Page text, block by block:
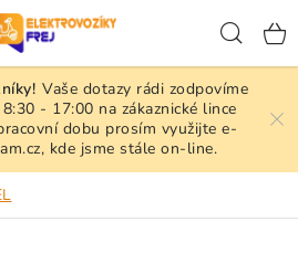
VOZÍKY
Vaše dotazy rádi zodpovíme
- 17:00 na zákaznické lince
dobu prosím využijte e-
kde jsme stále on-line.